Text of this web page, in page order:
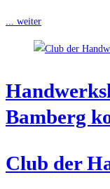
... weiter
Bam­berg
Club der